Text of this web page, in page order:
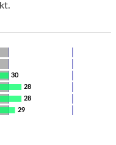
30
28
28
29